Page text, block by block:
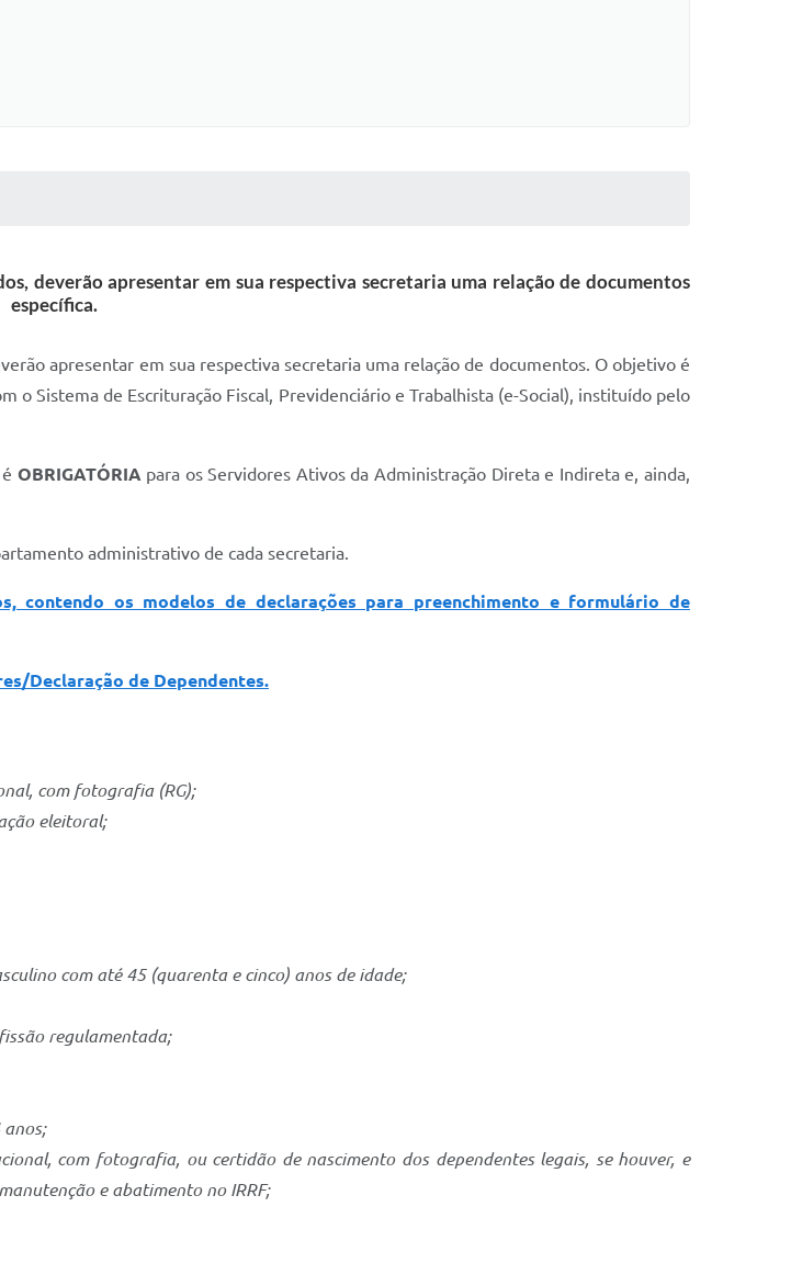
deverão apresentar em sua respectiva secretaria uma relação de documentos
específica.
apresentar em sua respectiva secretaria uma relação de documentos. O objetivo é
o Sistema de Escrituração Fiscal, Previdenciário e Trabalhista (e-Social), instituído pelo
OBRIGATÓRIA para os Servidores Ativos da Administração Direta e Indireta e, ainda,
administrativo de cada secretaria.
contendo os modelos de declarações para preenchimento e formulário de
Declaração de Dependentes.
com fotografia (RG);
eleitoral;
com até 45 (quarenta e cinco) anos de idade;
regulamentada;
anos;
com fotografia, ou certidão de nascimento dos dependentes legais, se houver, e
e abatimento no IRRF;